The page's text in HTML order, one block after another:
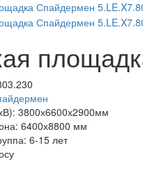
3800х6600х2900мм
6400х8800 мм
6-15 лет